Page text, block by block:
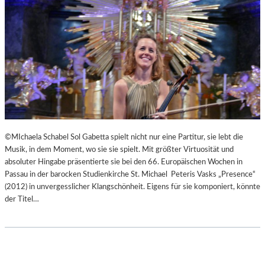
©MIchaela Schabel Sol Gabetta spielt nicht nur eine Partitur, sie lebt die
Musik, in dem Moment, wo sie sie spielt. Mit größter Virtuosität und
absoluter Hingabe präsentierte sie bei den 66. Europäischen Wochen in
Passau in der barocken Studienkirche St. Michael Peteris Vasks „Presence“
(2012) in unvergesslicher Klangschönheit. Eigens für sie komponiert, könnte
der Titel…